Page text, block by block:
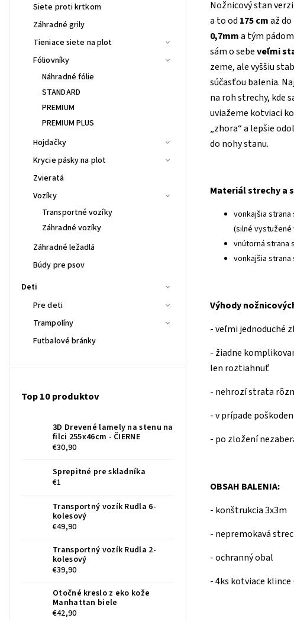
Siete proti krtkom
Záhradné grily
Tieniace siete na plot
Fóliovníky
Náhradné fólie
STANDARD
PREMIUM
PREMIUM PLUS
Hojdačky
Krycie pásky na plot
Zvieratá
Vozíky
Transportné vozíky
Záhradné vozíky
Záhradné ležadlá
Búdy pre psov
Deti
Pre deti
Trampolíny
Futbalové bránky
Top 10 produktov
3D Drevené lamely na stenu na
filci 255x46cm - ČIERNE
€30,90
Sprepitné pre skladníka
€1
Transportný vozík Rudla 6-
kolesový
€49,90
Transportný vozík Rudla 2-
kolesový
€39,90
Otočné kreslo z eko kože
Manhattan biele
€42,90
Nožnicový stan
a to od 175 cmaž do
0,7mma tým
sám o sebeveľmi
zeme, ale vyššiu
súčasťou balenia.
na roh strechy, kde
uviažeme kotviaci
„zhora“ a lepšie
do nohy stanu.
Materiál strechy a
vonkajšia
(silné
vnútorná strana
vonkajšia strana
Výhody
- veľmi jednoduché
- žiadne
len roztiahnuť
- nehrozí strata
- v prípade
- po zložení
OBSAH BALENIA:
- konštrukcia 3x3m
- nepremokavá
- ochranný obal
- 4ks kotviace klince